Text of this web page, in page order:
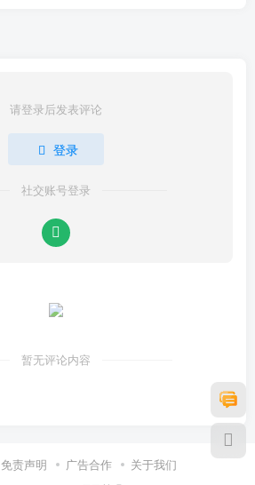
请登录后发表评论
登录
社交账号登录
暂无评论内容
免责声明 广告合作 关于我们